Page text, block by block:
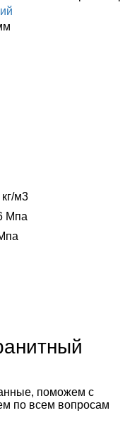
м3
Мпа
поможем с
по всем вопросам